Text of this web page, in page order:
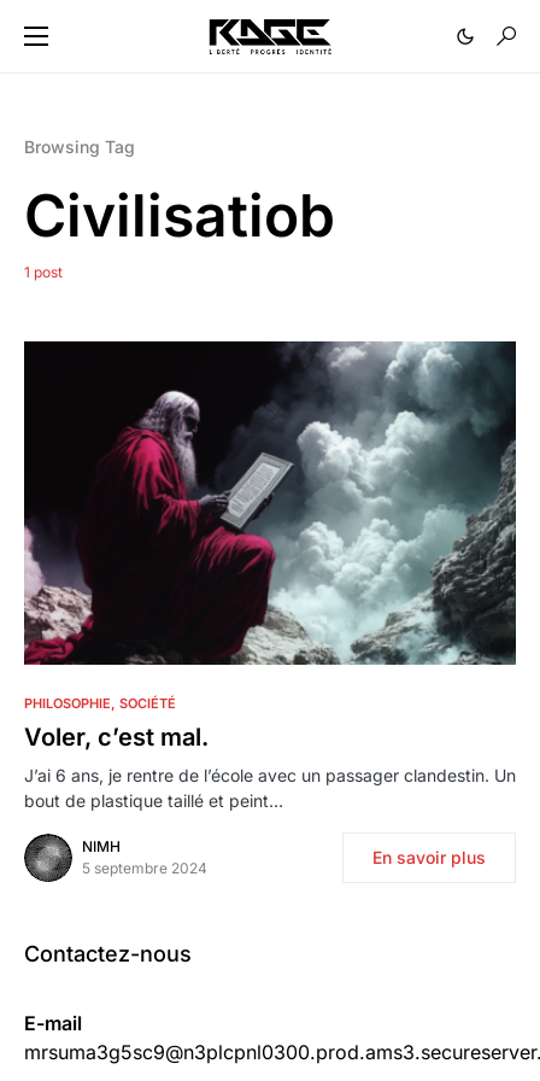
Browsing Tag
Civilisatiob
1 post
PHILOSOPHIE SOCIÉTÉ
Voler, c’est mal.
J’ai 6 ans, je rentre de l’école avec un passager clandestin. Un
bout de plastique taillé et peint…
NIMH
5 septembre 2024
En savoir plus
Contactez-nous
E-mail